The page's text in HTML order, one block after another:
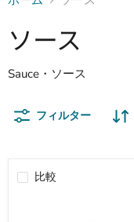
ソース
Sauce・ソース
フィルター
比較